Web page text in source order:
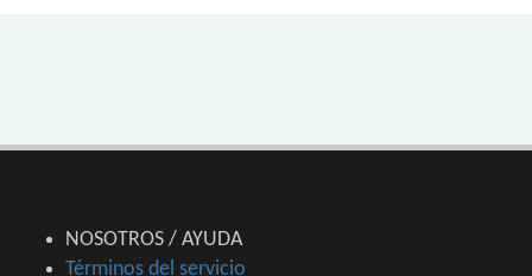
NOSOTROS / AYUDA
Términos del servicio